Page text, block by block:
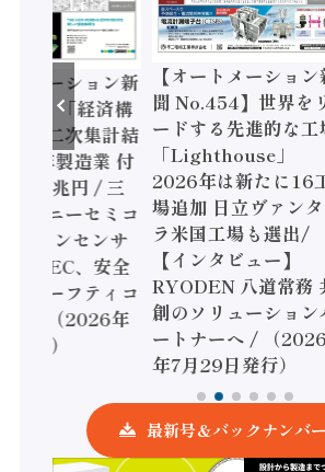
トメーション新
】「経済構
調査二次集計結
年製造業 付
額86兆円 / 三
とソニーセミコ
ジョンセンサ
/ IDEC、安全
すセーフティコ
ーラ（2026年
発行）
【オートメーション
聞 No.454】世界を
ードする先進的な工
「Lighthouse」
2026年は新たに16
場追加 日立ヴァンタ
ラ米国工場も選出/
【インタビュー】
RYODEN 八道常務
創のソリューション
ートナーへ / （2026
年7月29日発行）
最新号＆バックナンバ